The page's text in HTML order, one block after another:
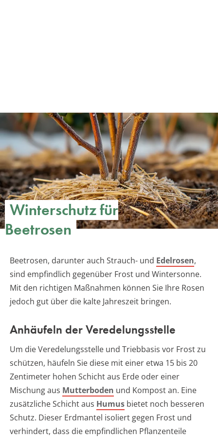
Winterschutz für
Beetrosen
Beetrosen, darunter auch Strauch- und Edelrosen,
sind empfindlich gegenüber Frost und Wintersonne.
Mit den richtigen Maßnahmen können Sie Ihre Rosen
jedoch gut über die kalte Jahreszeit bringen.
Anhäufeln der Veredelungsstelle
Um die Veredelungsstelle und Triebbasis vor Frost zu
schützen, häufeln Sie diese mit einer etwa 15 bis 20
Zentimeter hohen Schicht aus Erde oder einer
Mischung aus Mutterboden und Kompost an. Eine
zusätzliche Schicht aus Humus bietet noch besseren
Schutz. Dieser Erdmantel isoliert gegen Frost und
verhindert, dass die empfindlichen Pflanzenteile